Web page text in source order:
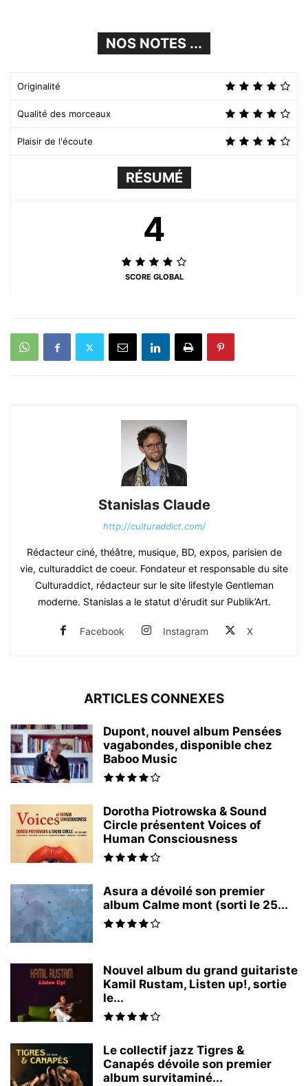
NOS NOTES ...
Originalité
Qualité des morceaux
Plaisir de l'écoute
RÉSUMÉ
4
SCORE GLOBAL
Stanislas Claude
http://culturaddict.com/
Rédacteur ciné, théâtre, musique, BD, expos, parisien de
vie, culturaddict de coeur. Fondateur et responsable du site
Culturaddict, rédacteur sur le site lifestyle Gentleman
moderne. Stanislas a le statut d'érudit sur Publik’Art.
Facebook Instagram X
ARTICLES CONNEXES
Dupont, nouvel album Pensées
vagabondes, disponible chez
Baboo Music
Dorotha Piotrowska & Sound
Circle présentent Voices of
Human Consciousness
Asura a dévoilé son premier
album Calme mont (sorti le 25...
Nouvel album du grand guitariste
Kamil Rustam, Listen up!, sortie
le...
Le collectif jazz Tigres &
Canapés dévoile son premier
album survitaminé...